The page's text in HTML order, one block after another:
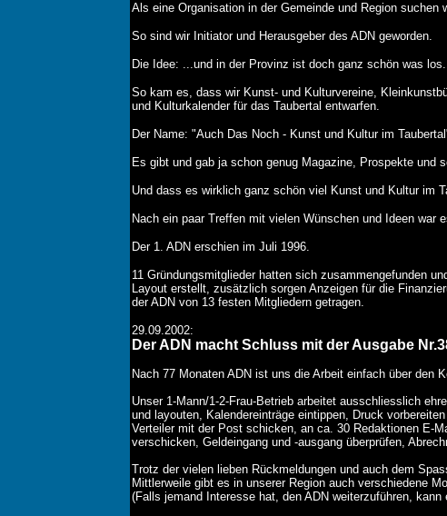
Als eine Organisation in der Gemeinde und Region
So sind wir Initiator und Herausgeber des ADN geworden.
Die Idee: ...und in der Provinz ist doch ganz schön was
So kam es, dass wir Kunst- und Kulturvereine,
und Kulturkalender für das Taubertal entwarfen.
Der Name: "Auch Das Noch - Kunst und Kultur im
Es gibt und gab ja schon genug Magazine, Prospekte und
Und dass es wirklich ganz schön viel Kunst und Kultur im
Nach ein paar Treffen mit vielen Wünschen und Ideen war
Der 1. ADN erschien im Juli 1996.
11 Gründungsmitglieder hatten sich zusammengefunden
Layout erstellt, zusätzlich sorgen Anzeigen für die
der ADN von 13 festen Mitgliedern getragen.
29.09.2002:
Der ADN macht Schluss mit der Ausgabe
Nach 77 Monaten ADN ist uns die Arbeit einfach über den
Unser 1-Mann/1-2-Frau-Betrieb arbeitet ausschliesslich
und layouten, Kalendereinträge eintippen, Druck
Verteiler mit der Post schicken, an ca. 30 Redaktionen E-
verschicken, Geldeingang und -ausgang überprüfen,
Trotz der vielen lieben Rückmeldungen und auch dem
Mittlerweile gibt es in unserer Region auch verschiedene
(Falls jemand Interesse hat, den ADN weiterzuführen,